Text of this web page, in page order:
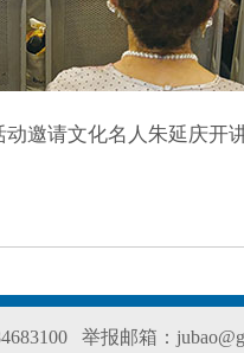
邀请文化名人朱延庆开
举报邮箱：